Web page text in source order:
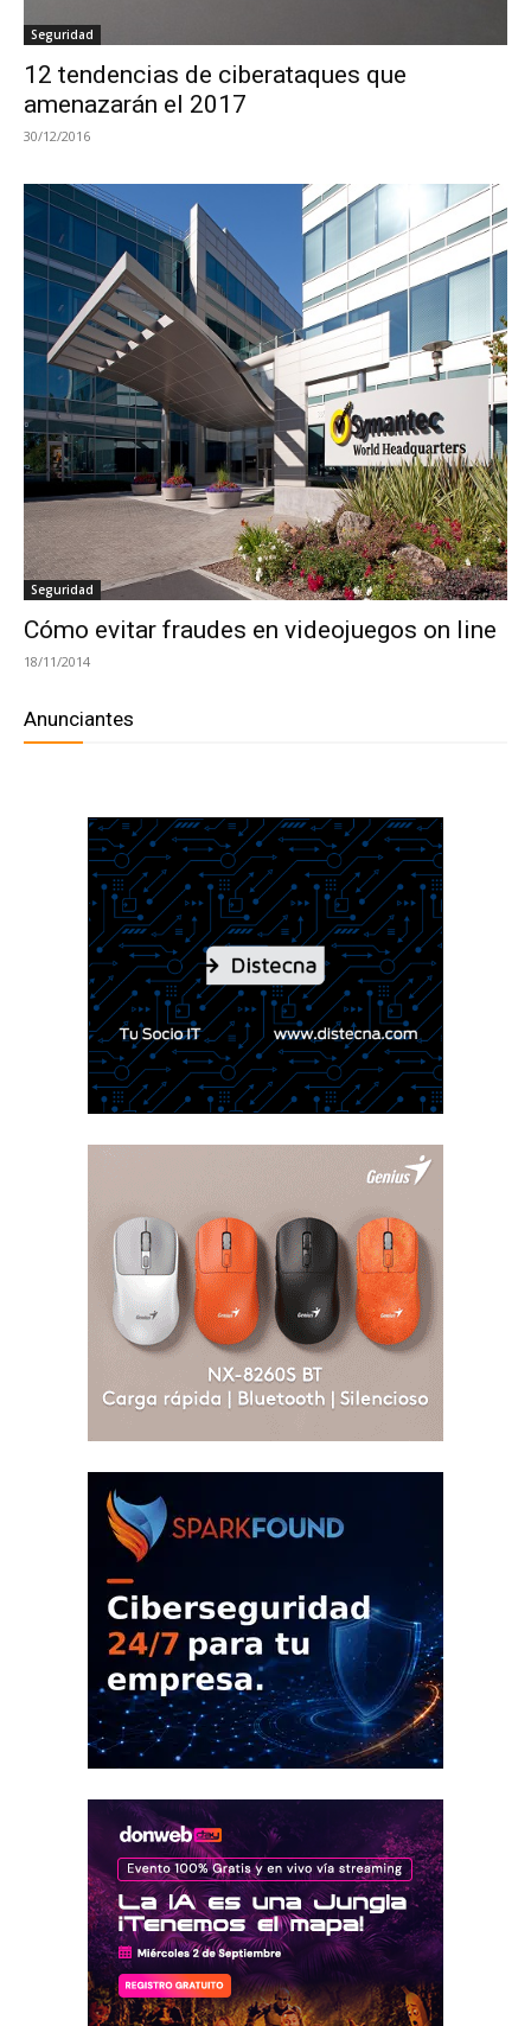
Seguridad
12 tendencias de ciberataques que
amenazarán el 2017
30/12/2016
Seguridad
Cómo evitar fraudes en videojuegos on line
18/11/2014
Anunciantes